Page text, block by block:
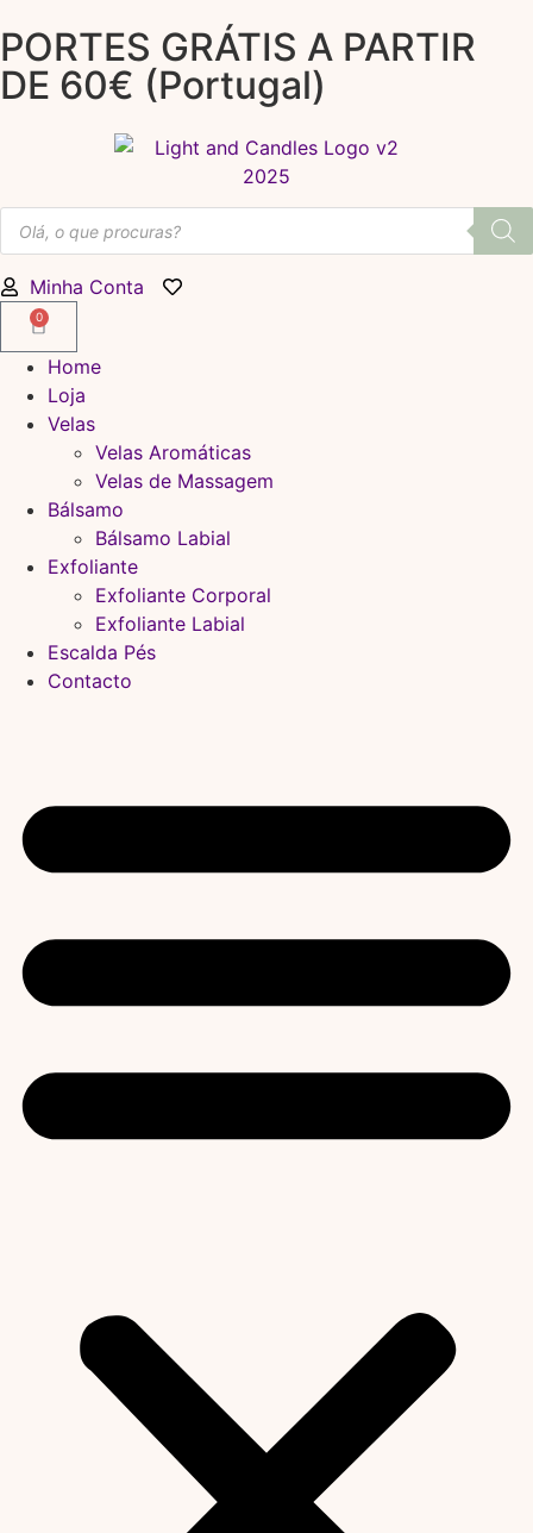
PORTES GRÁTIS A PARTIR
DE 60€ (Portugal)
Minha Conta
0
Home
Loja
Velas
Velas Aromáticas
Velas de Massagem
Bálsamo
Bálsamo Labial
Exfoliante
Exfoliante Corporal
Exfoliante Labial
Escalda Pés
Contacto